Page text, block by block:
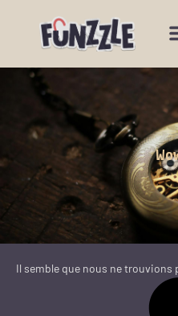
Il semble que nous ne trouvions